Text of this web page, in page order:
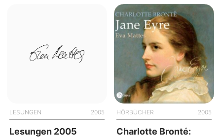
LESUNGEN 2005
Lesungen 2005
HÖRBÜCHER 2005
Charlotte Bronté: